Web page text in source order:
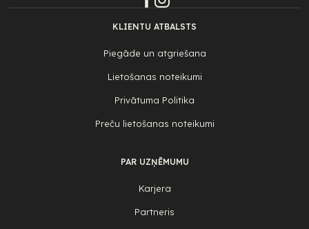
KLIENTU ATBALSTS
Piegāde un atgriešana
Lietošanas noteikumi
Privātuma Politika
Preču lietošanas noteikumi
PAR UZŅĒMUMU
Karjera
Partneris